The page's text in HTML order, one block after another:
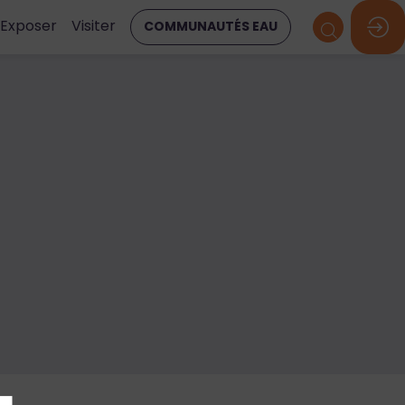
Exposer Visiter COMMUNAUTÉS EAU